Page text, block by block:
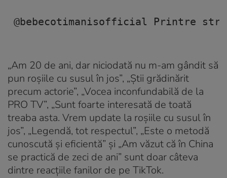
@bebecotimanisofficial Printre
„Am 20 de ani, dar niciodată nu m-am gândit să
pun roșiile cu susul în jos”, „Știi grădinărit
precum actorie”, „Vocea inconfundabilă de la
PRO TV”, „Sunt foarte interesată de toată
treaba asta. Vrem update la roșiile cu susul în
jos”, „Legendă, tot respectul”, „Este o metodă
cunoscută și eficientă” și „Am văzut că în China
se practică de zeci de ani” sunt doar câteva
dintre reacțiile fanilor de pe TikTok.